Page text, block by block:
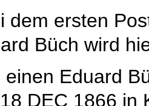
dem ersten
Büch wird
einen Eduard
DEC 1866 in